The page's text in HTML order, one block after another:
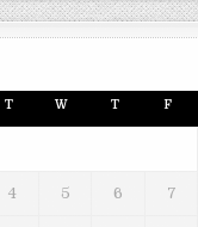
T W T F
4 5 6 7